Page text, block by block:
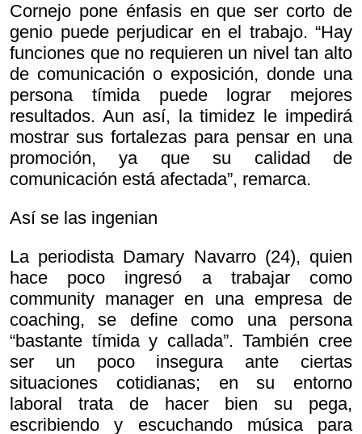
Cornejo pone énfasis en que ser corto de
genio puede perjudicar en el trabajo. “Hay
funciones que no requieren un nivel tan alto
de comunicación o exposición, donde una
persona tímida puede lograr mejores
resultados. Aun así, la timidez le impedirá
mostrar sus fortalezas para pensar en una
promoción, ya que su calidad de
comunicación está afectada”, remarca.
Así se las ingenian
La periodista Damary Navarro (24), quien
hace poco ingresó a trabajar como
community manager en una empresa de
coaching, se define como una persona
“bastante tímida y callada”. También cree
ser un poco insegura ante ciertas
situaciones cotidianas; en su entorno
laboral trata de hacer bien su pega,
escribiendo y escuchando música para